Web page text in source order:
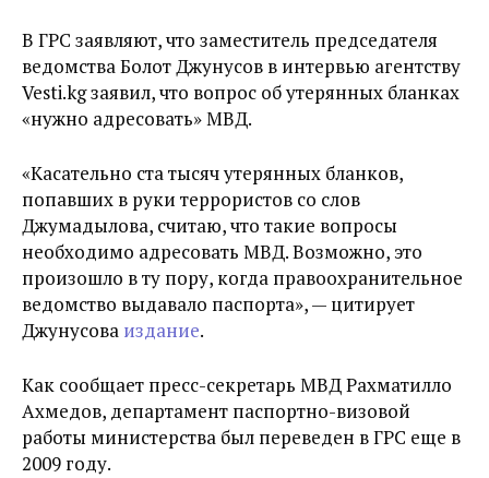
В ГРС заявляют, что заместитель председателя
ведомства Болот Джунусов в интервью агентству
Vesti.kg заявил, что вопрос об утерянных бланках
«нужно адресовать» МВД.
«Касательно ста тысяч утерянных бланков,
попавших в руки террористов со слов
Джумадылова, считаю, что такие вопросы
необходимо адресовать МВД. Возможно, это
произошло в ту пору, когда правоохранительное
ведомство выдавало паспорта», — цитирует
Джунусова издание.
Как сообщает пресс-секретарь МВД Рахматилло
Ахмедов, департамент паспортно-визовой
работы министерства был переведен в ГРС еще в
2009 году.